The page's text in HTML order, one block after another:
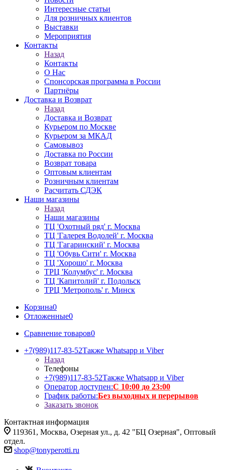
Интересные статьи
Для розничных клиентов
Выставки
Мероприятия
Контакты
Назад
Контакты
О Нас
Спонсорская программа в России
Партнёры
Доставка и Возврат
Назад
Доставка и Возврат
Курьером по Москве
Курьером за МКАД
Самовывоз
Доставка по России
Возврат товара
Оптовым клиентам
Розничным клиентам
Расчитать СДЭК
Наши магазины
Назад
Наши магазины
ТЦ 'Охотный ряд' г. Москва
ТЦ 'Галерея Водолей' г. Москва
ТЦ 'Гагаринский' г. Москва
ТЦ 'Обувь Сити' г. Москва
ТЦ 'Хорошо' г. Москва
ТРЦ 'Колумбус' г. Москва
ТЦ 'Капитолий' г. Подольск
ТРЦ 'Метрополь' г. Минск
Корзина0
Отложенные0
Сравнение товаров0
+7(989)117-83-52Также Whatsapp и Viber
Назад
Телефоны
+7(989)117-83-52Также Whatsapp и Viber
Оператор доступен:С 10:00 до 23:00
График работы:Без выходных и перерывов
Заказать звонок
Контактная информация
119361, Москва, Озерная ул., д. 42 "БЦ Озерная", Оптовый
отдел.
shop@tonyperotti.ru